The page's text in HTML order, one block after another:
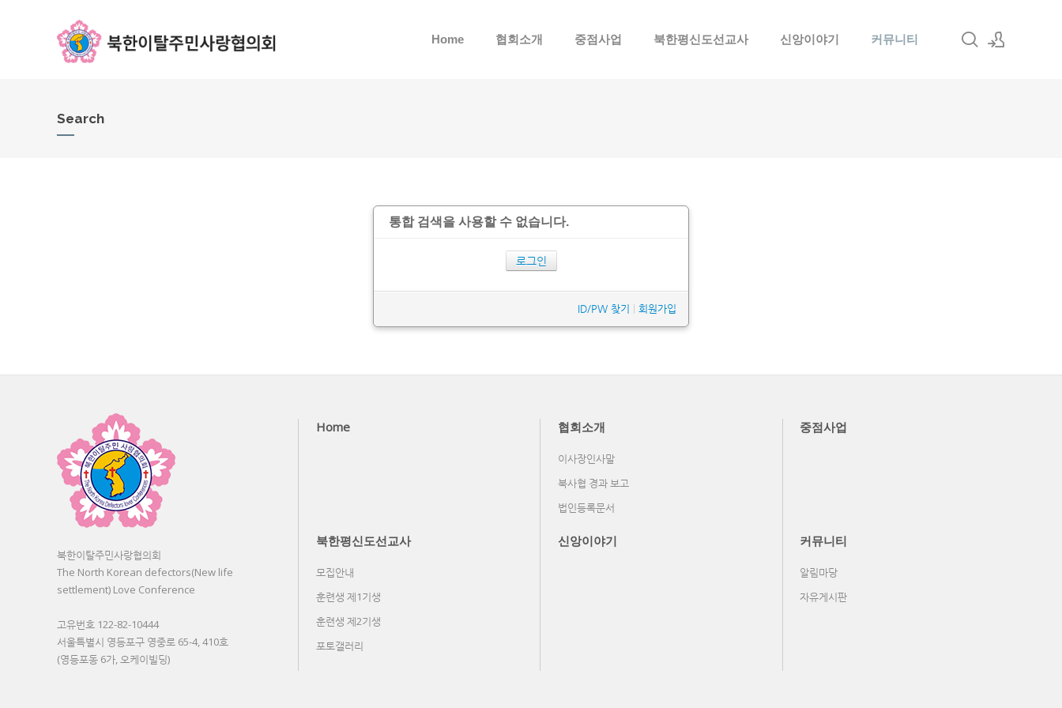
Home 협회소개 중점사업 북한평신도선교사 신앙이야기 커뮤니티
Search
통합 검색을 사용할 수 없습니다.
로그인
ID/PW 찾기 회원가입
북한이탈주민사랑협의회
The North Korean defectors(New life
settlement) Love Conference
고유번호 122-82-10444
서울특별시 영등포구 영중로 65-4, 410호
(영등포동 6가, 오케이빌딩)
Home 협회소개
이사장인사말
북사협 경과 보고
법인등록문서
중점사업
북한평신도선교사
모집안내
훈련생 제1기생
훈련생 제2기생
포토갤러리
신앙이야기 커뮤니티
알림마당
자유게시판